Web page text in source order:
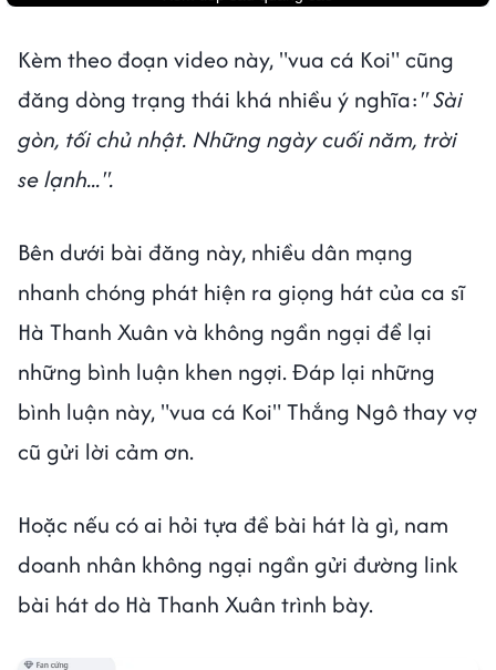
Kèm theo đoạn video này, "vua cá Koi" cũng
đăng dòng trạng thái khá nhiều ý nghĩa:" Sài
gòn, tối chủ nhật. Những ngày cuối năm, trời
se lạnh...".
Bên dưới bài đăng này, nhiều dân mạng
nhanh chóng phát hiện ra giọng hát của ca sĩ
Hà Thanh Xuân và không ngần ngại để lại
những bình luận khen ngợi. Đáp lại những
bình luận này, "vua cá Koi" Thắng Ngô thay vợ
cũ gửi lời cảm ơn.
Hoặc nếu có ai hỏi tựa đề bài hát là gì, nam
doanh nhân không ngại ngần gửi đường link
bài hát do Hà Thanh Xuân trình bày.